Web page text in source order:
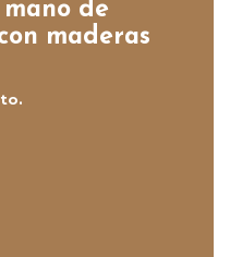
de
maderas